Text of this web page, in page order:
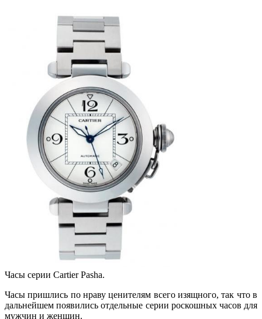
Часы серии Cartier Pasha.
Часы пришлись по нраву ценителям всего изящного, так что в
дальнейшем появились отдельные серии роскошных часов для
мужчин и женщин.